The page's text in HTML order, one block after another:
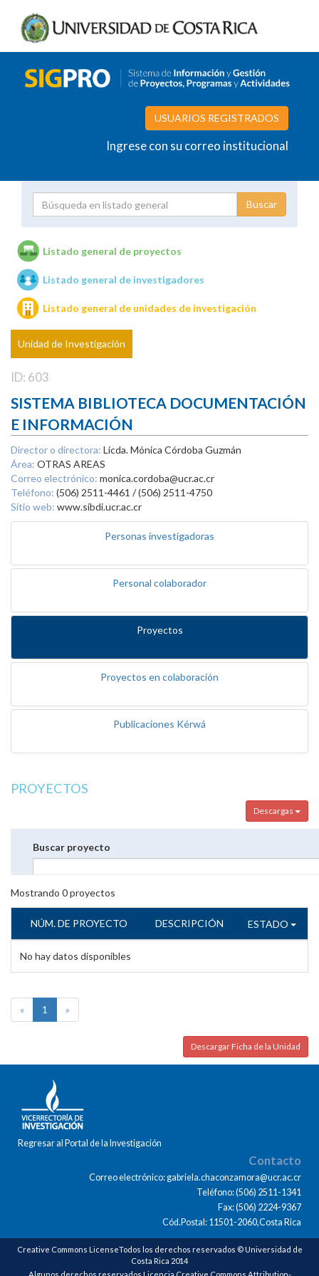
USUARIOS REGISTRADOS
Ingrese con su correo institucional
Unidades de investigación
Listado general de proyectos
Listado general de investigadores
Listado general de unidades de investigación
Unidad de Investigación
ID: 603
SISTEMA BIBLIOTECA DOCUMENTACIÓN
E INFORMACIÓN
Director o directora: Licda. Mónica Córdoba Guzmán
Área: OTRAS AREAS
Correo electrónico: monica.cordoba@ucr.ac.cr
Teléfono: (506) 2511-4461 / (506) 2511-4750
Sitio web: www.sibdi.ucr.ac.cr
Personas investigadoras
Personal colaborador
Proyectos
Proyectos en colaboración
Publicaciones Kérwá
PROYECTOS
Descargas
Buscar proyecto
Mostrando 0proyectos
NÚM. DE PROYECTO DESCRIPCIÓN ESTADO
No hay datos disponibles
« 1 »
Descargar Ficha de la Unidad
Regresar al Portal de la Investigación
Contacto
Correo electrónico: gabriela.chaconzamora@ucr.ac.cr
Teléfono: (506) 2511-1341
Fax: (506) 2224-9367
Cód.Postal: 11501-2060,Costa Rica
Creative Commons LicenseTodos los derechos reservados © Universidad de
Costa Rica 2014